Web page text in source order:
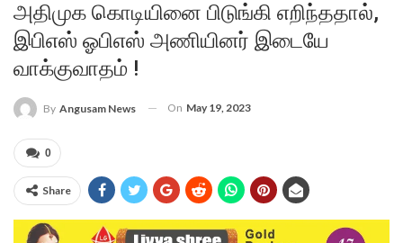
அதிமுக கொடியினை பிடுங்கி எறிந்ததால்,
இபிஎஸ் ஓபிஎஸ் அணியினர் இடையே
வாக்குவாதம் !
By Angusam News On May 19, 2023
0
Share